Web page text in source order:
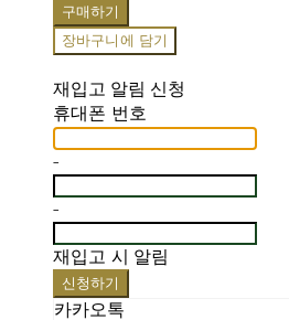
구매하기
장바구니에 담기
재입고 알림 신청
휴대폰 번호
-
-
재입고 시 알림
신청하기
카카오톡